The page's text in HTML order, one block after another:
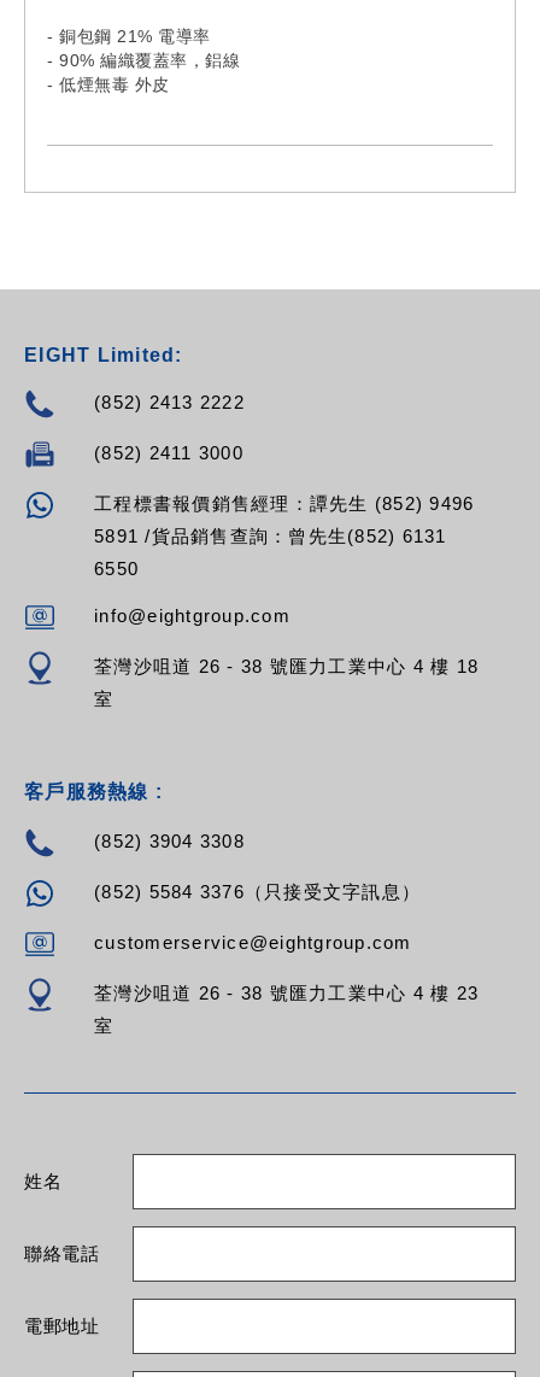
- 銅包鋼 21% 電導率
- 90% 編織覆蓋率，鋁線
- 低煙無毒 外皮
EIGHT Limited:
(852) 2413 2222
(852) 2411 3000
工程標書報價銷售經理：譚先生 (852) 9496
5891 /貨品銷售查詢：曾先生(852) 6131
6550
info@eightgroup.com
荃灣沙咀道 26 - 38 號匯力工業中心 4 樓 18
室
客戶服務熱線 :
(852) 3904 3308
(852) 5584 3376（只接受文字訊息）
customerservice@eightgroup.com
荃灣沙咀道 26 - 38 號匯力工業中心 4 樓 23
室
姓名
聯絡電話
電郵地址